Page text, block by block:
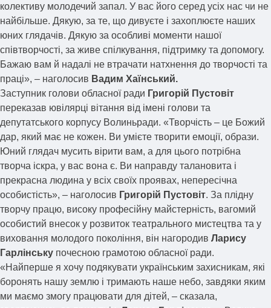
колективу молодечий запал. У вас його серед усіх нас чи не
найбільше. Дякую, за те, що дивуєте і захоплюєте наших
юних глядачів. Дякую за особливі моменти нашої
співтворчості, за живе спілкування, підтримку та допомогу.
Бажаю вам й надалі не втрачати натхнення до творчості та
праці», – наголосив Вадим Хаїнський.
Заступник голови обласної ради Григорій Пустовіт
переказав ювілярці вітання від імені голови та
депутатського корпусу Волиньради. «Творчість – це Божий
дар, який має не кожен. Ви умієте творити емоції, образи.
Юний глядач мусить вірити вам, а для цього потрібна
творча іскра, у вас вона є. Ви направду талановита і
прекрасна людина у всіх своїх проявах, непересічна
особистість», – наголосив Григорій Пустовіт. За плідну
творчу працю, високу професійну майстерність, вагомий
особистий внесок у розвиток театрального мистецтва та у
виховання молодого покоління, він нагородив Ларису
Гарлінську почесною грамотою обласної ради.
«Найперше я хочу подякувати українським захисникам, які
боронять нашу землю і тримають наше небо, завдяки яким
ми маємо змогу працювати для дітей, – сказала,